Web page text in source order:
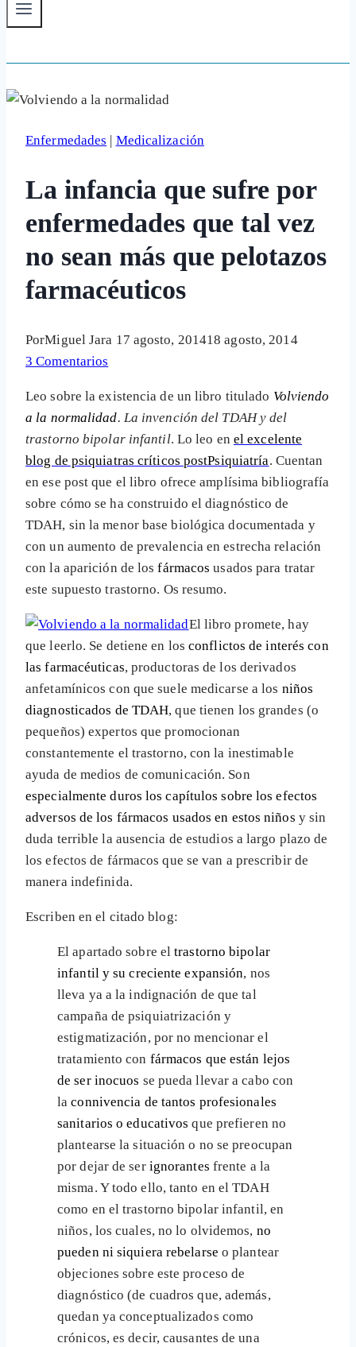
Enfermedades | Medicalización
La infancia que sufre por
enfermedades que tal vez
no sean más que pelotazos
farmacéuticos
PorMiguel Jara 17 agosto, 201418 agosto, 2014
3 Comentarios
Leo sobre la existencia de un libro titulado Volviendo
a la normalidad. La invención del TDAH y del
trastorno bipolar infantil. Lo leo en el excelente
blog de psiquiatras críticos postPsiquiatría. Cuentan
en ese post que el libro ofrece amplísima bibliografía
sobre cómo se ha construido el diagnóstico de
TDAH, sin la menor base biológica documentada y
con un aumento de prevalencia en estrecha relación
con la aparición de losfármacos usados para tratar
este supuesto trastorno. Os resumo.
El libro promete, hay
que leerlo. Se detiene en losconflictos de interés con
las farmacéuticas, productoras de los derivados
anfetamínicos con que suele medicarse a los niños
diagnosticados de TDAH, que tienen los grandes (o
pequeños) expertos que promocionan
constantemente el trastorno, con la inestimable
ayuda de medios de comunicación. Son
especialmente duros los capítulos sobre los efectos
adversos de los fármacos usados en estos niños y sin
duda terrible la ausencia de estudios a largo plazo de
los efectos de fármacos que se van a prescribir de
manera indefinida.
Escriben en el citado blog:
El apartado sobre eltrastorno bipolar
infantil y su creciente expansión, nos
lleva ya a la indignación de que tal
campaña de psiquiatrización y
estigmatización, por no mencionar el
tratamiento con fármacos que están lejos
de ser inocuos se pueda llevar a cabo con
laconnivencia de tantos profesionales
sanitarios o educativos que prefieren no
plantearse la situación o no se preocupan
por dejar de ser ignorantes frente a la
misma. Y todo ello, tanto en el TDAH
como en el trastorno bipolar infantil, en
niños, los cuales, no lo olvidemos, no
pueden ni siquiera rebelarse o plantear
objeciones sobre este proceso de
diagnóstico (de cuadros que, además,
quedan ya conceptualizados como
crónicos, es decir, causantes de una